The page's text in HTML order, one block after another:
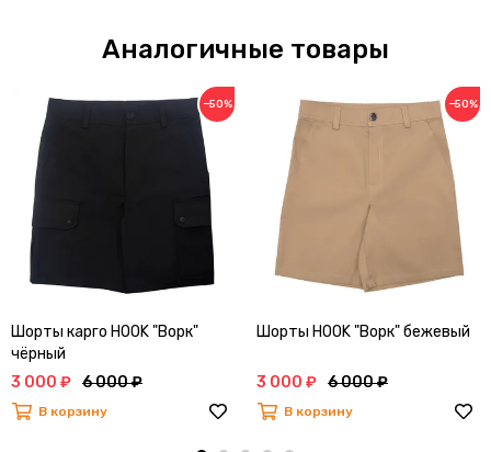
Аналогичные товары
−50%
Шорты карго HOOK "Ворк"
чёрный
3 000 ₽ 6 000 ₽
В корзину
−50%
Шорты HOOK "Ворк" бежевый
3 000 ₽ 6 000 ₽
В корзину